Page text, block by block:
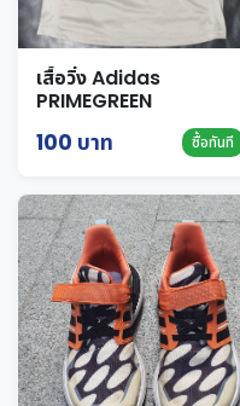
เสื้อวิ่ง Adidas
PRIMEGREEN
AEROREADY สีเบจ Size
S
100 บาท ซื้อทันที